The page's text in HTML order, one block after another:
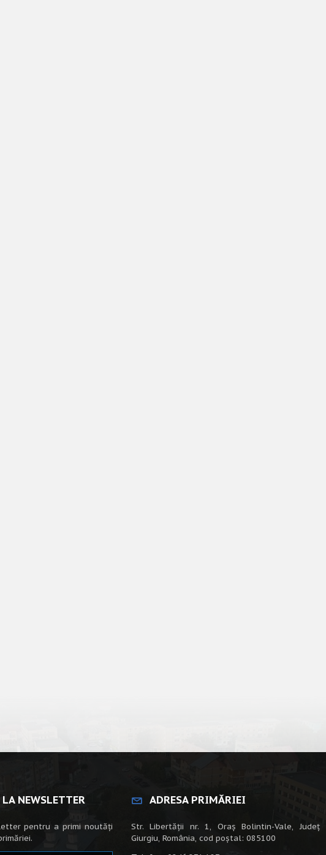
NEWSLETTER
pentru a primi noutăți
ADRESA PRIMĂRIEI
Str. Libertății nr. 1, Oraș Bolintin-Vale, Județ
Giurgiu, România, cod poștal: 085100